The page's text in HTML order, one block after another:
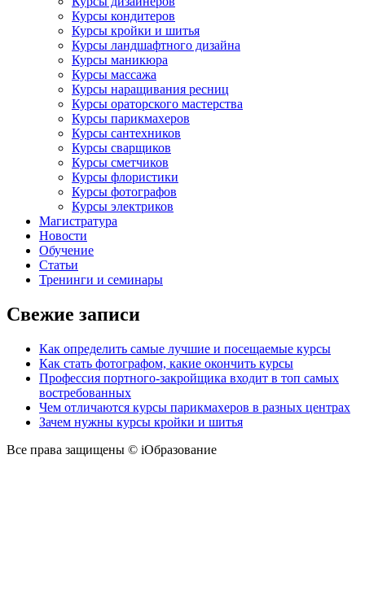
Курсы кондитеров
Курсы кройки и шитья
Курсы ландшафтного дизайна
Курсы маникюра
Курсы массажа
Курсы наращивания ресниц
Курсы ораторского мастерства
Курсы парикмахеров
Курсы сантехников
Курсы сварщиков
Курсы сметчиков
Курсы флористики
Курсы фотографов
Курсы электриков
Магистратура
Новости
Обучение
Статьи
Тренинги и семинары
Свежие записи
Как определить самые лучшие и посещаемые курсы
Как стать фотографом, какие окончить курсы
Профессия портного-закройщика входит в топ самых
востребованных
Чем отличаются курсы парикмахеров в разных центрах
Зачем нужны курсы кройки и шитья
Все права защищены © iОбразование